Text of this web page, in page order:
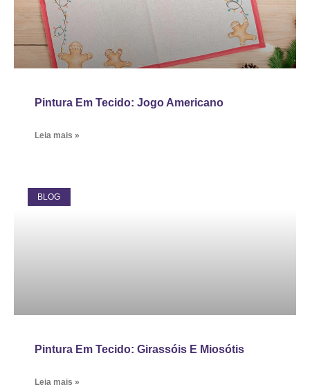
Pintura Em Tecido: Jogo Americano
Leia mais »
BLOG
Pintura Em Tecido: Girassóis E Miosótis
Leia mais »